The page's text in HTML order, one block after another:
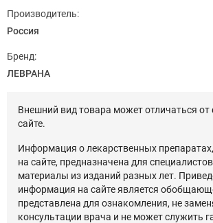
Производитель:
Россия
Бренд:
ЛЕВРАНА
Внешний вид товара может отличаться от
сайте.
Информация о лекарственных
на сайте, предназначена для
материалы из изданий разных лет.
информация на сайте является
представлена для ознакомления, не
консультации врача и не может служить